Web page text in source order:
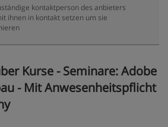
kontaktperson des anbieters
ihnen in kontakt setzen um sie
Kurse - Seminare: Adobe
- Mit Anwesenheitspflicht